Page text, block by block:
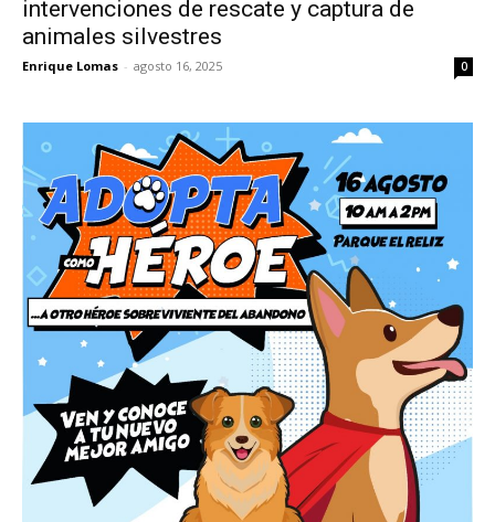
intervenciones de rescate y captura de
animales silvestres
Enrique Lomas - agosto 16, 2025 0